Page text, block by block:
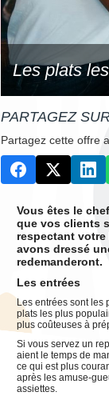
Les plats
PARTAGEZ
Partagez cette offre
Vous êtes le
que vos clients
respectant
avons dressé
redemanderont.
Les entrées
Les entrées sont les
plats les plus
plus coûteuses à
Si vous servez un
aient le temps de
ce qui est plus
après les amuse-
assiettes.